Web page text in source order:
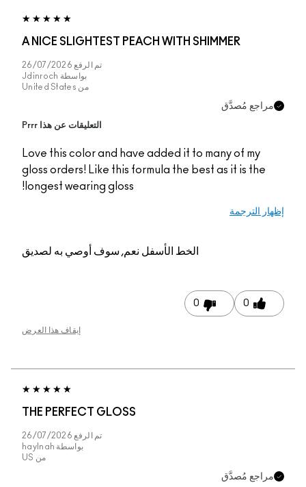
A NICE SLIGHTEST PEACH WITH SHIMMER
تم الرفع 26/07/2026
بواسطة Jdinroch
من United States
مراجع مُصدَّق
التعليقات عن هذا Prrr
Love this color and have added it to many of my
gloss orders! Like this formula the best as it is the
longest wearing gloss!
إظهار الترجمة
الخط الأسفلنعم, سوف أوصي به لصديق
0
0
إيقاف هذا العرض
THE PERFECT GLOSS
تم الرفع 26/07/2026
بواسطة haylnah
منUS
مراجع مُصدَّق